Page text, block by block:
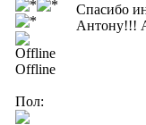
Offline
Пол:
Спасибо
Антону!!!